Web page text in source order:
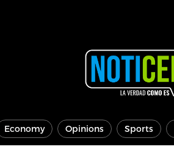
Economy Opinions Sports